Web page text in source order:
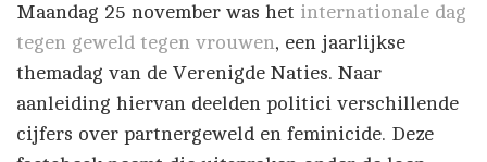
Maandag 25 november was het internationale dag
tegen geweld tegen vrouwen, een jaarlijkse
themadag van de Verenigde Naties. Naar
aanleiding hiervan deelden politici verschillende
cijfers over partnergeweld en feminicide. Deze